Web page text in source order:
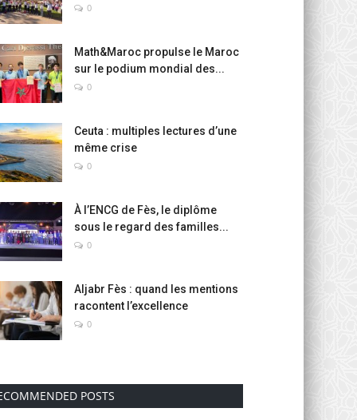
0
Math&Maroc propulse le Maroc
sur le podium mondial des...
0
Ceuta : multiples lectures d’une
même crise
0
À l’ENCG de Fès, le diplôme
sous le regard des familles...
0
Aljabr Fès : quand les mentions
racontent l’excellence
0
POSTS